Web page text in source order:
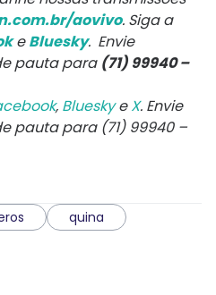
aovivo. Siga a
eBluesky. Envie
pauta para (71) 99940 –
, BlueskyeX. Envie
pauta para (71) 99940 –
quina